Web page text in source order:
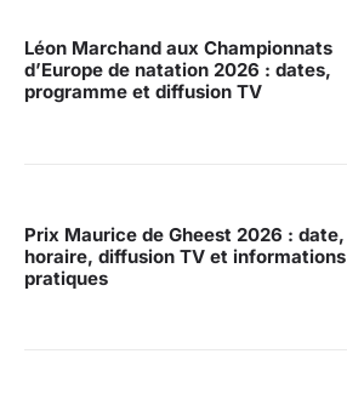
Léon Marchand aux Championnats
d’Europe de natation 2026 : dates,
programme et diffusion TV
Prix Maurice de Gheest 2026 : date,
horaire, diffusion TV et informations
pratiques